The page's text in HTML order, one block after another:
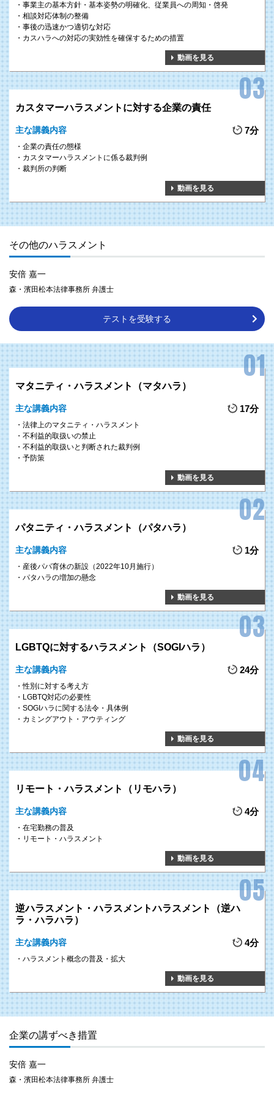
事業主の基本方針・基本姿勢の明確化、従業員への周知・啓発
相談対応体制の整備
事後の迅速かつ適切な対応
カスハラへの対応の実効性を確保するための措置
動画を見る
カスタマーハラスメントに対する企業の責任
主な講義内容 7分
企業の責任の態様
カスタマーハラスメントに係る裁判例
裁判所の判断
動画を見る
その他のハラスメント
安倍 嘉一
森・濱田松本法律事務所 弁護士
テストを受験する
マタニティ・ハラスメント（マタハラ）
主な講義内容 17分
法律上のマタニティ・ハラスメント
不利益的取扱いの禁止
不利益的取扱いと判断された裁判例
予防策
動画を見る
パタニティ・ハラスメント（パタハラ）
主な講義内容 1分
産後パパ育休の新設（2022年10月施行）
パタハラの増加の懸念
動画を見る
LGBTQに対するハラスメント（SOGIハラ）
主な講義内容 24分
性別に対する考え方
LGBTQ対応の必要性
SOGIハラに関する法令・具体例
カミングアウト・アウティング
動画を見る
リモート・ハラスメント（リモハラ）
主な講義内容 4分
在宅勤務の普及
リモート・ハラスメント
動画を見る
逆ハラスメント・ハラスメントハラスメント（逆ハ
ラ・ハラハラ）
主な講義内容 4分
ハラスメント概念の普及・拡大
動画を見る
企業の講ずべき措置
安倍 嘉一
森・濱田松本法律事務所 弁護士